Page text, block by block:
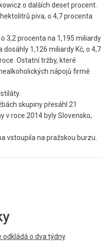
o dalších deset procent.
piva, o 4,7 procenta
3,2 procenta na 1,195 miliardy
1,126 miliardy Kč, o 4,7
Ostatní tržby, které
nápojů firmě
skupiny přesáhl 21
v roce 2014 byly Slovensko,
vstoupila na pražskou burzu.
odkládá o dva týdny